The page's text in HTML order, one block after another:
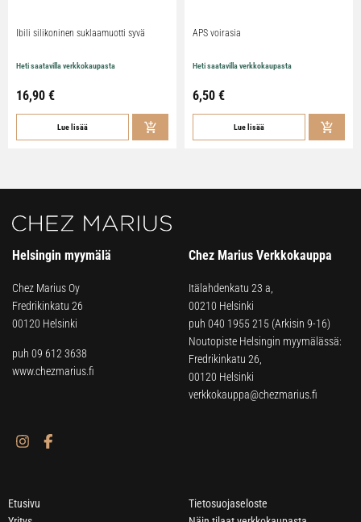
Ibili silikoninen suklaamuotti syvä
Heti saatavilla verkkokaupasta
16,90 €
Lue lisää
APS voirasia
Heti saatavilla verkkokaupasta
6,50 €
Lue lisää
Helsingin myymälä
Chez Marius Oy
Fredrikinkatu 26
00120 Helsinki
puh 09 612 3638
www.chezmarius.fi
Chez Marius Verkkokauppa
Itälahdenkatu 23 a,
00210 Helsinki
puh 040 1955 215 (Arkisin 9-16)
Noutopiste Helsingin myymälässä:
Fredrikinkatu 26,
00120 Helsinki
verkkokauppa@chezmarius.fi
Etusivu
Tietosuojaseloste